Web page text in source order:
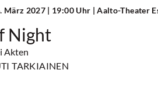
März 2027 | 19:00 Uhr | Aalto-Theater
Night
Akten
TARKIAINEN